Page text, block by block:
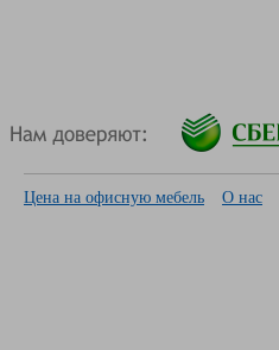
Цена на офисную мебель О нас